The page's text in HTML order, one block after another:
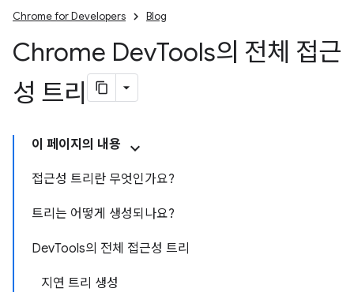
Chrome for Developers Blog
Chrome DevTools의 전체 접근
성 트리
이 페이지의 내용
접근성 트리란 무엇인가요?
트리는 어떻게 생성되나요?
DevTools의 전체 접근성 트리
지연 트리 생성